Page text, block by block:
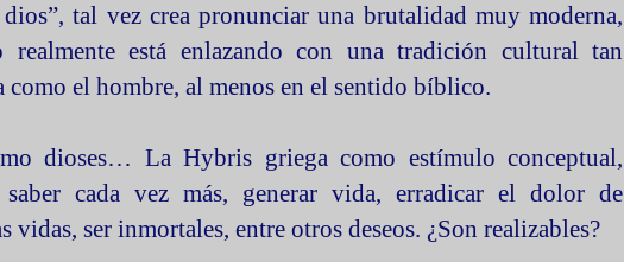
dios”, tal vez crea pronunciar una brutalidad muy moderna,
realmente está enlazando con una tradición cultural tan
como el hombre, al menos en el sentido bíblico.
dioses… La Hybris griega como estímulo conceptual,
saber cada vez más, generar vida, erradicar el dolor de
vidas, ser inmortales, entre otros deseos. ¿Son realizables?